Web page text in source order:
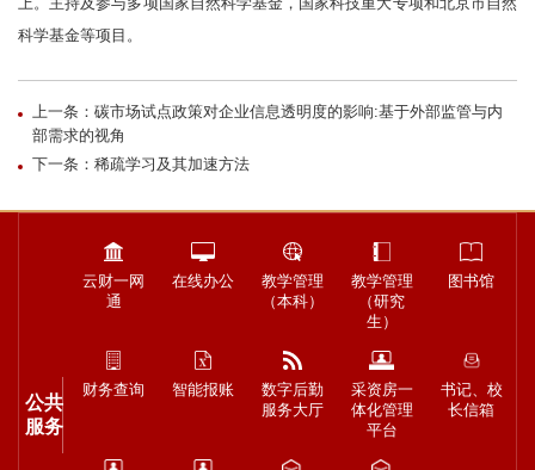
科学基金等项目。
上一条：碳市场试点政策对企业信息透明度的影响:基于外部监管与内
部需求的视角
下一条：稀疏学习及其加速方法
公共
服务
云财一网
通
在线办公
教学管理
（本科）
教学管理
（研究
生）
图书馆
财务查询 智能报账
数字后勤
服务大厅
采资房一
体化管理
平台
书记、校
长信箱